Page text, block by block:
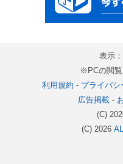
表示：
※PCの閲覧
利用規約 - プライバシ
広告掲載-
(C)
(C) 2026